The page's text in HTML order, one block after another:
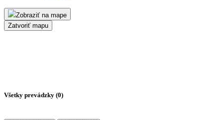
Zobraziť na mape
Zatvoriť mapu
Všetky prevádzky (0)